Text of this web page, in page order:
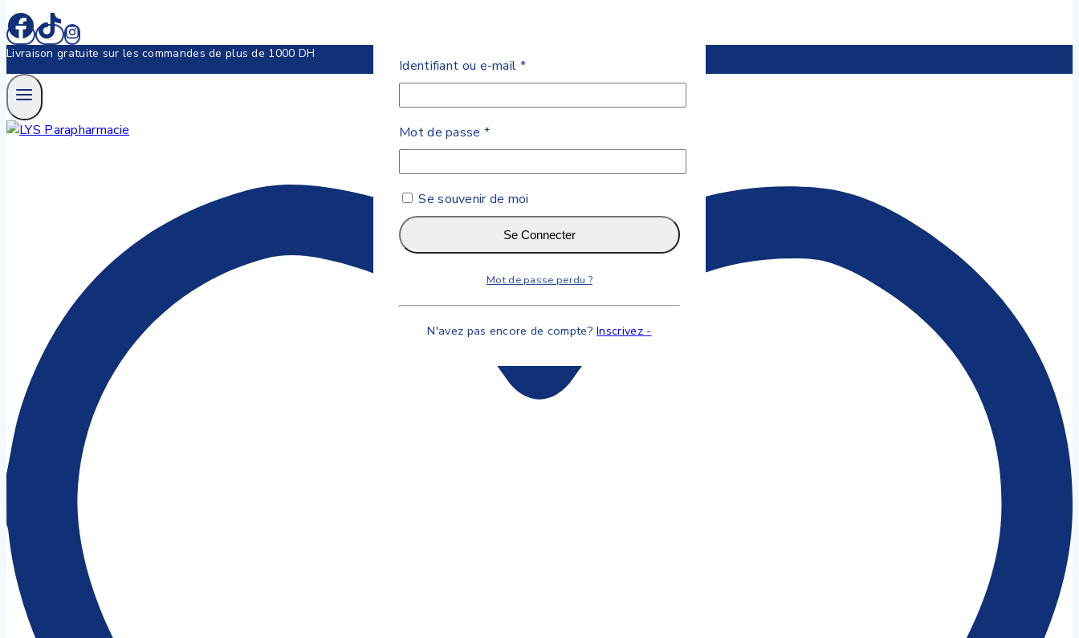
Livraison gratuite sur les commandes de plus de 1000 DH
Identifiant ou e-mail *Obligatoire
Mot de passe *Obligatoire
Se souvenir de moi
Se Connecter
Mot de passe perdu ?
N'avez pas encore de compte?Inscrivez -